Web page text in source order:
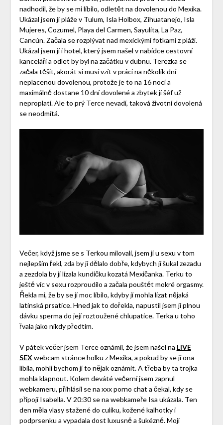
nadhodil, že by se mi líbilo, odletět na dovolenou do Mexika.
Ukázal jsem jí pláže v Tulum, Isla Holbox, Zihuatanejo, Isla
Mujeres, Cozumel, Playa del Carmen, Sayulita, La Paz,
Cancún. Začala se rozplývat nad mexickými fotkami z pláží.
Ukázal jsem jí i hotel, který jsem našel v nabídce cestovní
kanceláři a odlet by byl na začátku v dubnu. Terezka se
začala těšit, akorát si musí vzít v práci na několik dní
neplacenou dovolenou, protože je to na 16 nocí a
maximálně dostane 10 dní dovolené a zbytek jí šéf už
neproplatí. Ale to prý Terce nevadí, taková životní dovolená
se neodmítá.
Večer, když jsme se s Terkou milovali, jsem jí u sexu v tom
nejlepším řekl, zda by jí dělalo dobře, kdybych jí šukal zezadu
a zezdola by jí lízala kundičku kozatá Mexičanka. Terku to
ještě víc v sexu rozproudilo a začala pouštět mokré orgasmy.
Řekla mi, že by se jí moc líbilo, kdyby jí mohla lízat nějaká
latinská prsatice. Hned jak to dořekla, napustil jsem jí plnou
dávku sperma do její roztoužené chlupatice. Terka u toho
řvala jako nikdy předtím.
V pátek večer jsem Terce oznámil, že jsem našel na LIVE
SEX webcam stránce holku z Mexika, a pokud by se jí ona
líbila, mohli bychom jí to nějak oznámit. A třeba by ta trojka
mohla klapnout. Kolem deváté večerní jsem zapnul
webkameru, přihlásil se na xxx porno chat a čekal, kdy se
připojí Isabella. V 20:30 se na webkameře Isa ukázala. Ten
den měla vlasy stažené do culíku, kožené kalhotky i
podprsenku a vypadala dost luxusně a šukézně. Moji